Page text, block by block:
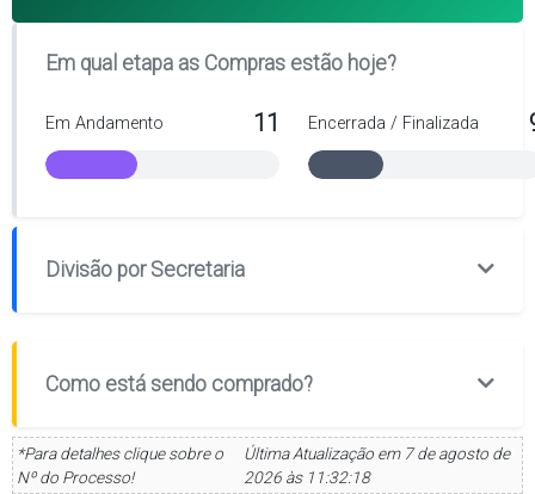
Em qual etapa as Compras estão hoje?
Em Andamento 11 Encerrada / Finalizada
Divisão por Secretaria
Como está sendo comprado?
*Para detalhes clique sobre o
Nº do Processo!
Última Atualização em 7 de agosto de
2026 às 11:32:18